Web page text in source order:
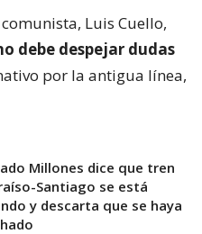
Luis Cuello,
debe despejar dudas
por la antigua línea,
Millones dice que tren
Santiago se está
y descarta que se haya